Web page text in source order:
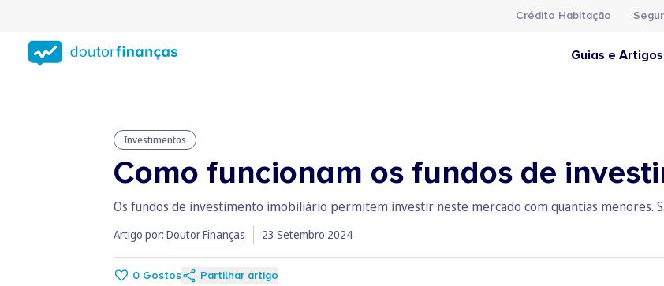
conteúdo
principal
Crédito Habitação
Guias e Artigos
Investimentos
Como funcionam os fundos de
Os fundos de investimento imobiliário permitem investir neste mercado com quantias menores.
Artigo por: Doutor Finanças 23 Setembro 2024
0 Gostos Partilhar artigo